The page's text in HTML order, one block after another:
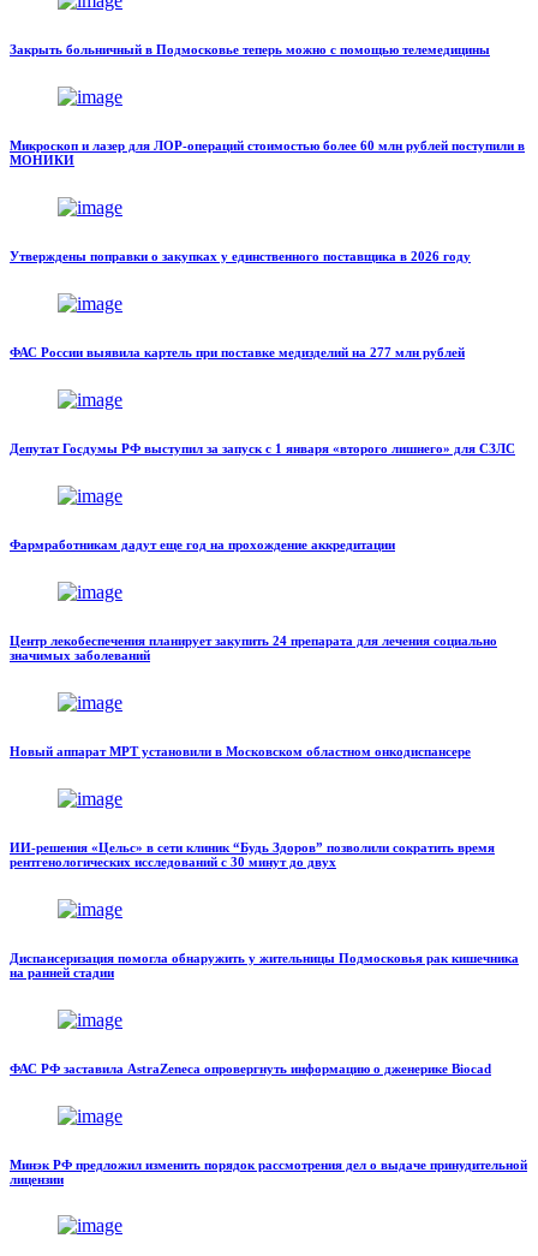
Закрыть больничный в Подмосковье теперь можно с помощью телемедицины
Микроскоп и лазер для ЛОР-операций стоимостью более 60 млн рублей поступили в
МОНИКИ
Утверждены поправки о закупках у единственного поставщика в 2026 году
ФАС России выявила картель при поставке медизделий на 277 млн рублей
Депутат Госдумы РФ выступил за запуск с 1 января «второго лишнего» для СЗЛС
Фармработникам дадут еще год на прохождение аккредитации
Центр лекобеспечения планирует закупить 24 препарата для лечения социально
значимых заболеваний
Новый аппарат МРТ установили в Московском областном онкодиспансере
ИИ-решения «Цельс» в сети клиник “Будь Здоров” позволили сократить время
рентгенологических исследований с 30 минут до двух
Диспансеризация помогла обнаружить у жительницы Подмосковья рак кишечника
на ранней стадии
ФАС РФ заставила AstraZeneca опровергнуть информацию о дженерике Biocad
Минэк РФ предложил изменить порядок рассмотрения дел о выдаче принудительной
лицензии